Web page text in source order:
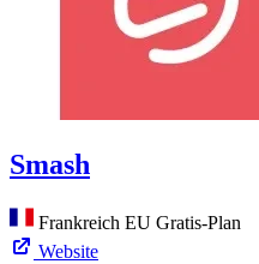
Smash
Frankreich EU Gratis-Plan
Website